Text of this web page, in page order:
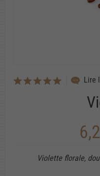
Lire
Violette florale,